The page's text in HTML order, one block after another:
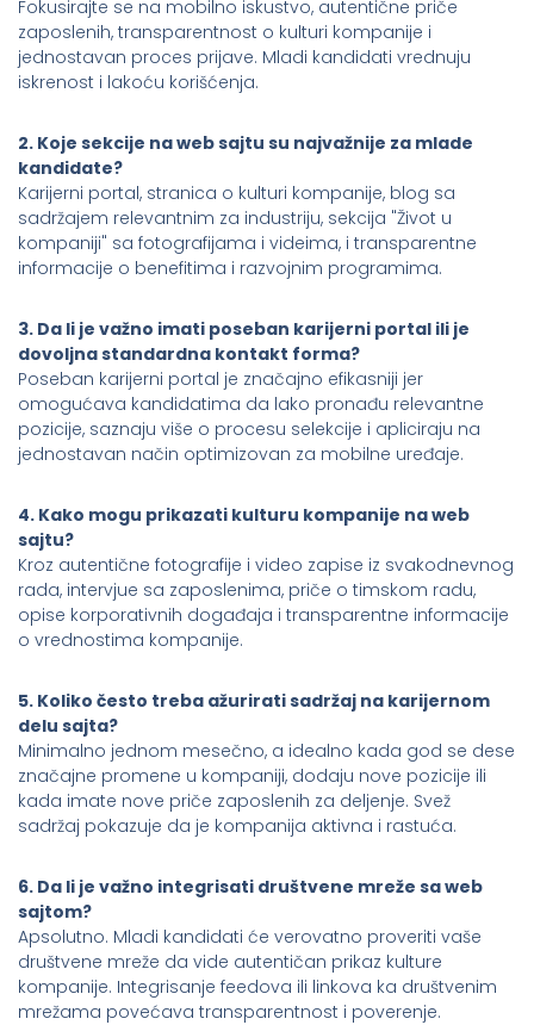
Fokusirajte se na mobilno iskustvo, autentične priče
zaposlenih, transparentnost o kulturi kompanije i
jednostavan proces prijave. Mladi kandidati vrednuju
iskrenost i lakoću korišćenja.
2. Koje sekcije na web sajtu su najvažnije za mlade
kandidate?
Karijerni portal, stranica o kulturi kompanije, blog sa
sadržajem relevantnim za industriju, sekcija "Život u
kompaniji" sa fotografijama i videima, i transparentne
informacije o benefitima i razvojnim programima.
3. Da li je važno imati poseban karijerni portal ili je
dovoljna standardna kontakt forma?
Poseban karijerni portal je značajno efikasniji jer
omogućava kandidatima da lako pronađu relevantne
pozicije, saznaju više o procesu selekcije i apliciraju na
jednostavan način optimizovan za mobilne uređaje.
4. Kako mogu prikazati kulturu kompanije na web
sajtu?
Kroz autentične fotografije i video zapise iz svakodnevnog
rada, intervjue sa zaposlenima, priče o timskom radu,
opise korporativnih događaja i transparentne informacije
o vrednostima kompanije.
5. Koliko često treba ažurirati sadržaj na karijernom
delu sajta?
Minimalno jednom mesečno, a idealno kada god se dese
značajne promene u kompaniji, dodaju nove pozicije ili
kada imate nove priče zaposlenih za deljenje. Svež
sadržaj pokazuje da je kompanija aktivna i rastuća.
6. Da li je važno integrisati društvene mreže sa web
sajtom?
Apsolutno. Mladi kandidati će verovatno proveriti vaše
društvene mreže da vide autentičan prikaz kulture
kompanije. Integrisanje feedova ili linkova ka društvenim
mrežama povećava transparentnost i poverenje.